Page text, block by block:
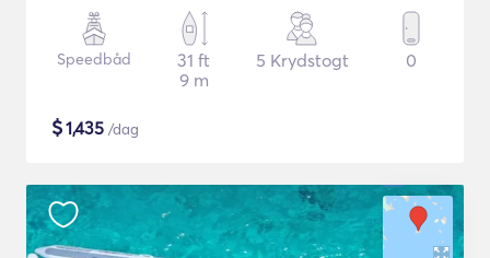
Speedbåd
31 ft
9 m
5 Krydstogt 0
$1,435 /dag